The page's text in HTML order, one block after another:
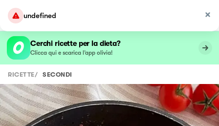
undefined
Cerchi ricette per la dieta?
Clicca qui e scarica l’app olivia!
RICETTE/ SECONDI